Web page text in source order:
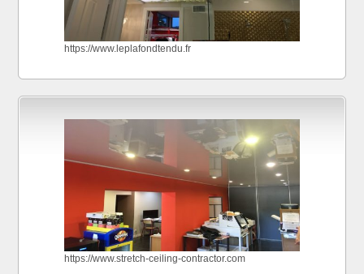
https://www.leplafondtendu.fr
https://www.stretch-ceiling-contractor.com